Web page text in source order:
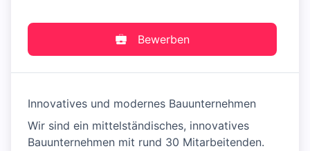
Bewerben
Innovatives und modernes Bauunternehmen
Wir sind ein mittelständisches, innovatives
Bauunternehmen mit rund 30 Mitarbeitenden.